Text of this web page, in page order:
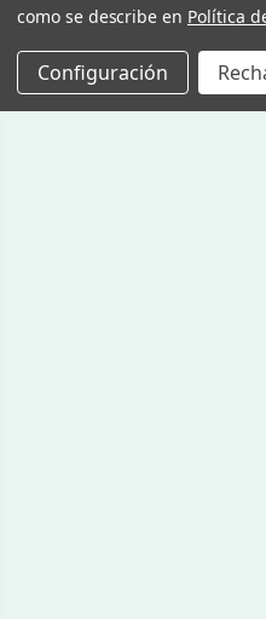
como se describe en Política
Configuración